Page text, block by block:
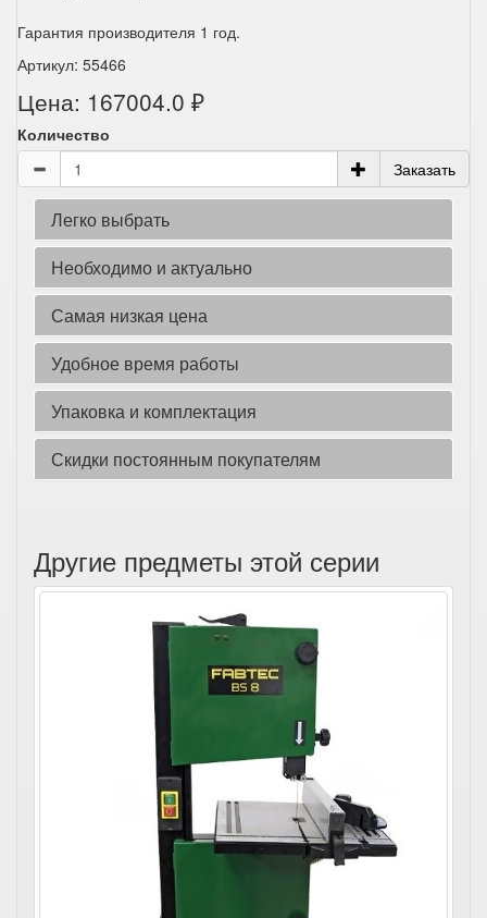
Гарантия производителя 1 год.
Артикул: 55466
Цена: 167004.0 ₽
Количество
Заказать
Легко выбрать
Необходимо и актуально
Самая низкая цена
Удобное время работы
Упаковка и комплектация
Скидки постоянным покупателям
Другие предметы этой серии